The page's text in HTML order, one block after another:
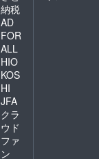
納税
AD
FOR
ALL
HIO
KOS
HI
JFA
クラ
ウド
ファ
ン